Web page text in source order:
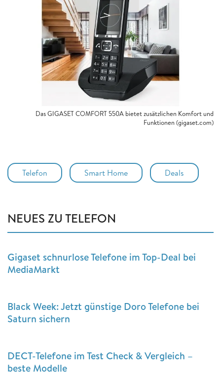
Das GIGASET COMFORT 550A bietet zusätzlichen Komfort und
Funktionen (gigaset.com)
Telefon Smart Home Deals
NEUES ZU TELEFON
Gigaset schnurlose Telefone im Top-Deal bei
MediaMarkt
Black Week: Jetzt günstige Doro Telefone bei
Saturn sichern
DECT-Telefone im Test Check & Vergleich –
beste Modelle